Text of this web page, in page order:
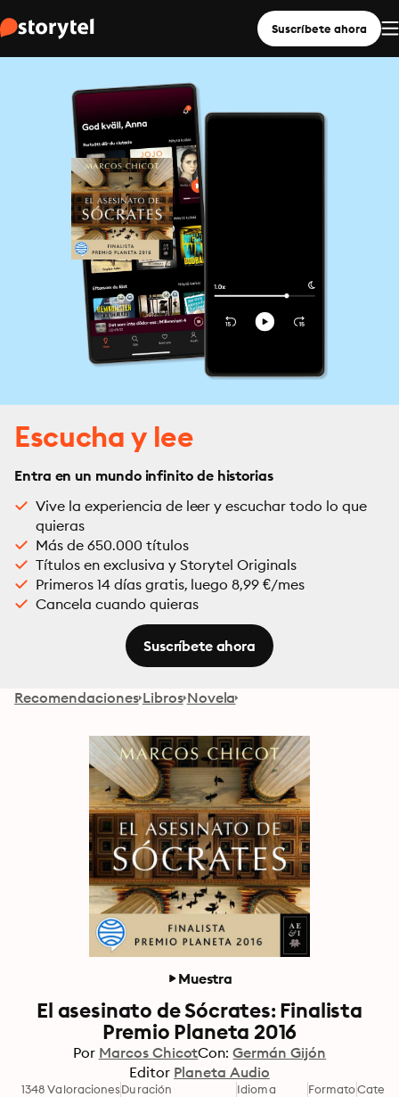
Suscríbete ahora
Escucha y lee
Entra en un mundo infinito de historias
Vive la experiencia de leer y escuchar todo lo que
quieras
Más de 650.000 títulos
Títulos en exclusiva y Storytel Originals
Primeros 14 días gratis, luego 8,99 €/mes
Cancela cuando quieras
Suscríbete ahora
Recomendaciones Libros Novela
Muestra
El asesinato de Sócrates: Finalista
Premio Planeta 2016
Por Marcos ChicotCon: Germán Gijón
Editor Planeta Audio
1348 ValoracionesDuración Idioma Formato